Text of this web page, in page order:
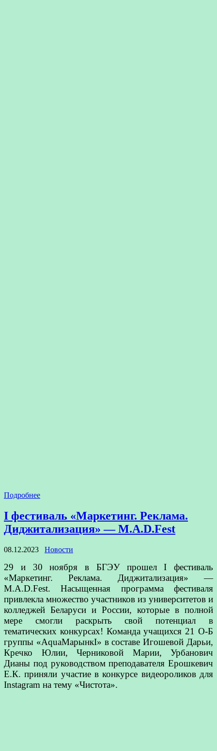
Подробнее
I фестиваль «Маркетинг. Реклама.
Диджитализация» — M.A.D.Fest
08.12.2023 Новости
29 и 30 ноября в БГЭУ прошел I фестиваль
«Маркетинг. Реклама. Диджитализация» —
M.A.D.Fest. Насыщенная программа фестиваля
привлекла множество участников из университетов и
колледжей Беларуси и России, которые в полной
мере смогли раскрыть свой потенциал в
тематических конкурсах! Команда учащихся 21 О-Б
группы «AquaМарынкI» в составе Игошевой Дарьи,
Кречко Юлии, Черниковой Марии, Урбанович
Дианы под руководством преподавателя Ерошкевич
Е.К. приняли участие в конкурсе видеороликов для
Instagram на тему «Чистота».